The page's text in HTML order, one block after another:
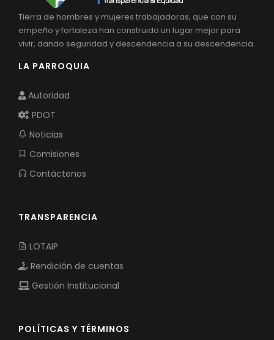
Tierra de hombres y mujeres trabajadoras, que con su
empeño y fortaleza han construido un lugar mejor para
vivir, dando seguridad y descendencia a su descendencia.
LA PARROQUIA
Autoridad
PDOT
Noticias
Comisiones
Contáctenos
TRANSPARENCIA
LOTAIP
Rendición de cuentas
Gestión Institucional
POLÍTICAS Y TÉRMINOS